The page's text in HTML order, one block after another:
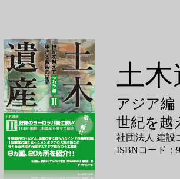
土
アジア編
世紀を越
社団法人 建設
ISBNコード：